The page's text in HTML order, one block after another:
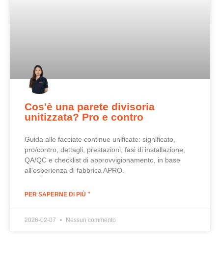
Cos'è una parete divisoria
unitizzata? Pro e contro
Guida alle facciate continue unificate: significato,
pro/contro, dettagli, prestazioni, fasi di installazione,
QA/QC e checklist di approvvigionamento, in base
all'esperienza di fabbrica APRO.
PER SAPERNE DI PIÙ "
2026-02-07 Nessun commento